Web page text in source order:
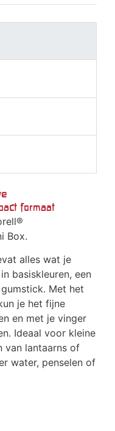
formaat
Box.
alles wat je
basiskleuren, een
Met het
je het fijne
en met je vinger
Ideaal voor kleine
van lantaarns of
water, penselen of